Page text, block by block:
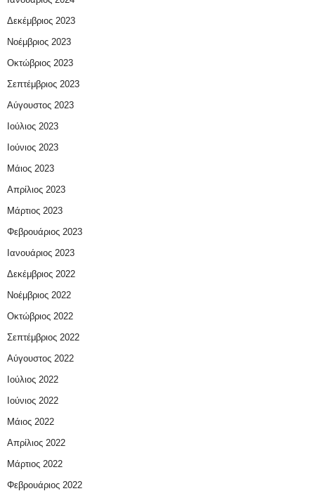
Δεκέμβριος 2023
Νοέμβριος 2023
Οκτώβριος 2023
Σεπτέμβριος 2023
Αύγουστος 2023
Ιούλιος 2023
Ιούνιος 2023
Μάιος 2023
Απρίλιος 2023
Μάρτιος 2023
Φεβρουάριος 2023
Ιανουάριος 2023
Δεκέμβριος 2022
Νοέμβριος 2022
Οκτώβριος 2022
Σεπτέμβριος 2022
Αύγουστος 2022
Ιούλιος 2022
Ιούνιος 2022
Μάιος 2022
Απρίλιος 2022
Μάρτιος 2022
Φεβρουάριος 2022